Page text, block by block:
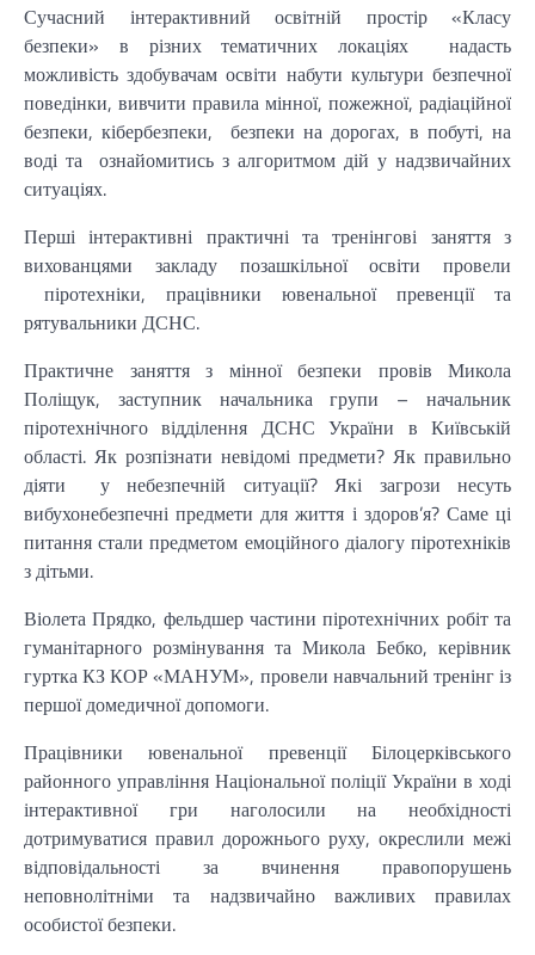
Сучасний інтерактивний освітній простір «Класу
безпеки» в різних тематичних локаціях надасть
можливість здобувачам освіти набути культури безпечної
поведінки, вивчити правила мінної, пожежної, радіаційної
безпеки, кібербезпеки, безпеки на дорогах, в побуті, на
воді та ознайомитись з алгоритмом дій у надзвичайних
ситуаціях.
Перші інтерактивні практичні та тренінгові заняття з
вихованцями закладу позашкільної освіти провели
піротехніки, працівники ювенальної превенції та
рятувальники ДСНС.
Практичне заняття з мінної безпеки провів Микола
Поліщук, заступник начальника групи – начальник
піротехнічного відділення ДСНС України в Київській
області. Як розпізнати невідомі предмети? Як правильно
діяти у небезпечній ситуації? Які загрози несуть
вибухонебезпечні предмети для життя і здоров’я? Саме ці
питання стали предметом емоційного діалогу піротехніків
з дітьми.
Віолета Прядко, фельдшер частини піротехнічних робіт та
гуманітарного розмінування та Микола Бебко, керівник
гуртка КЗ КОР «МАНУМ», провели навчальний тренінг із
першої домедичної допомоги.
Працівники ювенальної превенції Білоцерківського
районного управління Національної поліції України в ході
інтерактивної гри наголосили на необхідності
дотримуватися правил дорожнього руху, окреслили межі
відповідальності за вчинення правопорушень
неповнолітніми та надзвичайно важливих правилах
особистої безпеки.